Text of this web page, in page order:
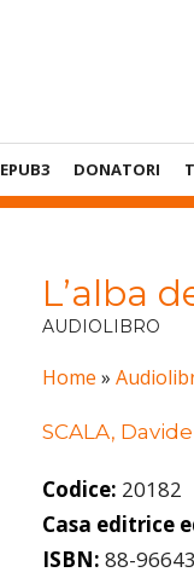
EPUB3 DONATORI
L’alba
AUDIOLIBRO
Home »
SCALA, Davide
Codice: 20182
Casa editrice
ISBN: 88-